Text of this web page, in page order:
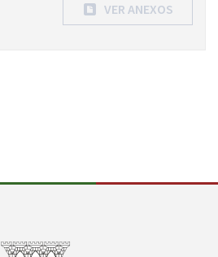
VER ANEXOS